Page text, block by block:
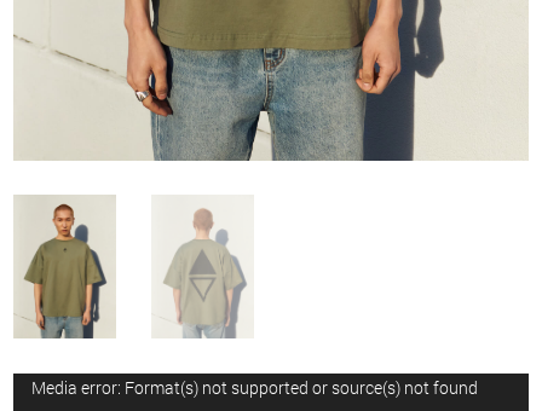
Video
Media error: Format(s) not supported or source(s) not found